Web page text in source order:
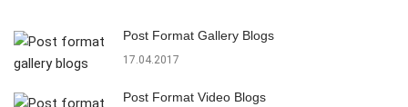
Post Format Gallery Blogs
17.04.2017
Post Format Video Blogs